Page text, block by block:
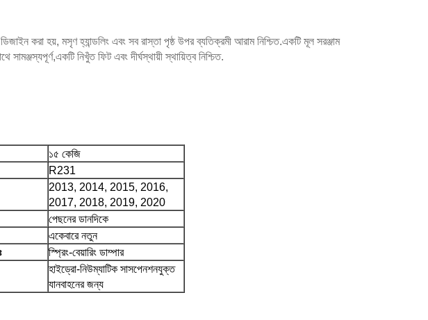
হয়, মসৃণ হ্যান্ডলিং এবং সব রাস্তা পৃষ্ঠ উপর ব্যতিক্রমী আরাম নিশ্চিত.একটি মূল সরঞ্জাম
নিখুঁত ফিট এবং দীর্ঘস্থায়ী স্থায়িত্ব নিশ্চিত.
১৫ কেজি
R231
2013, 2014, 2015, 2016,
2017, 2018, 2019, 2020
পেছনের ডানদিকে
একেবারে নতুন
স্প্রিং-বেয়ারিং ডাম্পার
হাইড্রো-নিউম্যাটিক সাসপেনশনযুক্ত
যানবাহনের জন্য